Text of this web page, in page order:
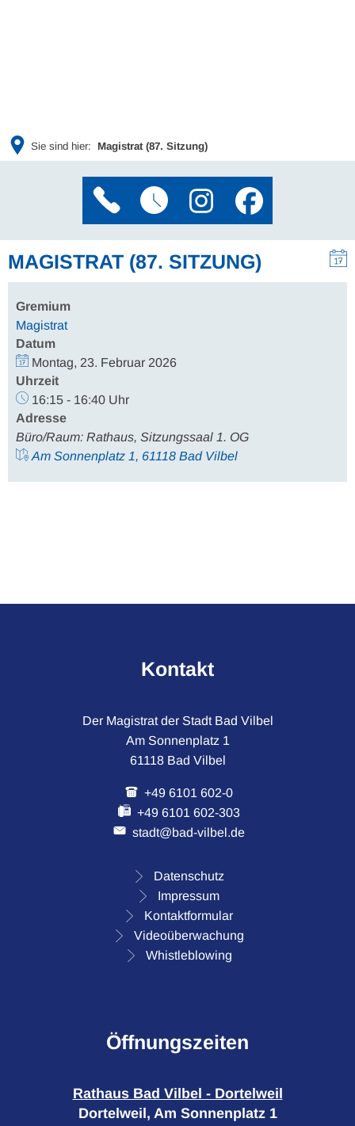
Sie sind hier: Magistrat (87. Sitzung)
MAGISTRAT (87. SITZUNG)
Gremium
Magistrat
Datum
Montag, 23. Februar 2026
Uhrzeit
16:15 - 16:40 Uhr
Adresse
Büro/Raum: Rathaus, Sitzungssaal 1. OG
Am Sonnenplatz 1, 61118 Bad Vilbel
Kontakt
Der Magistrat der Stadt Bad Vilbel
Am Sonnenplatz 1
61118 Bad Vilbel
+49 6101 602-0
+49 6101 602-303
stadt@bad-vilbel.de
Datenschutz
Impressum
Kontaktformular
Videoüberwachung
Whistleblowing
Öffnungszeiten
Rathaus Bad Vilbel - Dortelweil
Dortelweil, Am Sonnenplatz 1